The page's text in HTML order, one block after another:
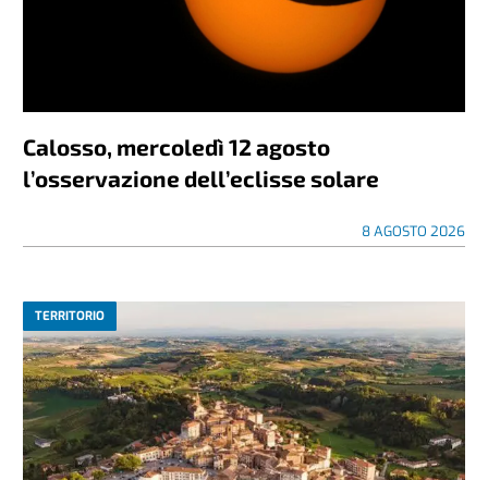
Calosso, mercoledì 12 agosto
l’osservazione dell’eclisse solare
8 AGOSTO 2026
TERRITORIO